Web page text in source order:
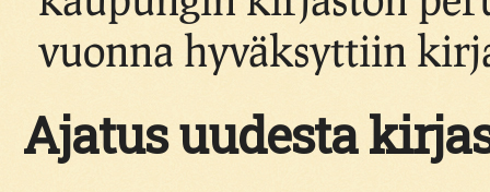
vuonna hyväksyttiin
Ajatus uudesta